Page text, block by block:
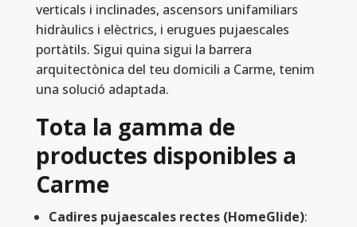
verticals i inclinades, ascensors unifamiliars
hidràulics i elèctrics, i erugues pujaescales
portàtils. Sigui quina sigui la barrera
arquitectònica del teu domicili a Carme, tenim
una solució adaptada.
Tota la gamma de
productes disponibles a
Carme
Cadires pujaescales rectes (HomeGlide):